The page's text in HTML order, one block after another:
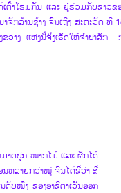
ຕົ້າໂຮມກັນ ແລະ ຢູ່ຮ່ວມກັບຊາວ
ຈັກລ້ານຊ້າງ ຈົນເຖິງ ສະຕະວັດ ທີ່
ຂວາງ ແຫ່ງນີ້ຈິ່ງເຮັດໃຫ້ຈຳປາສັ
ມາດປູກ ໝາກໄມ້ ແລະ ຜັກໄດ້
ນຫລາຍກວ່າໝູ່ ຈົນໄດ້ຊື່ວ່າ ສີ່
ບໜຶ່ງ ຂອງອາຊີຕາເວັນອອກ